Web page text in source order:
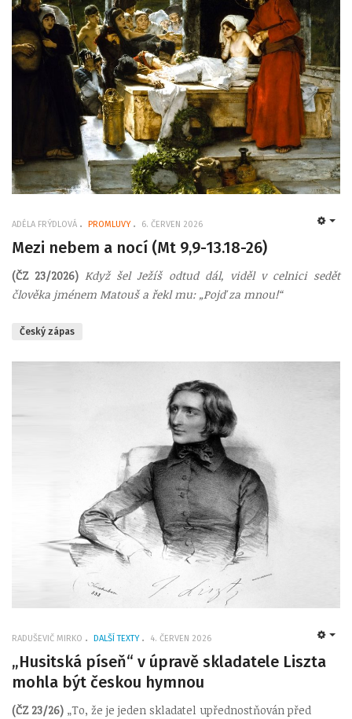
ADÉLA FRÝDLOVÁ PROMLUVY 6. ČERVEN 2026
Mezi nebem a nocí (Mt 9,9-13.18-26)
(ČZ 23/2026) Když šel Ježíš odtud dál, viděl v celnici sedět
člověka jménem Matouš a řekl mu: „Pojď za mnou!“
Český zápas
RADUŠEVIČ MIRKO DALŠÍ TEXTY 4. ČERVEN 2026
„Husitská píseň“ v úpravě skladatele Liszta
mohla být českou hymnou
(ČZ 23/26) „To, že je jeden skladatel upřednostňován před